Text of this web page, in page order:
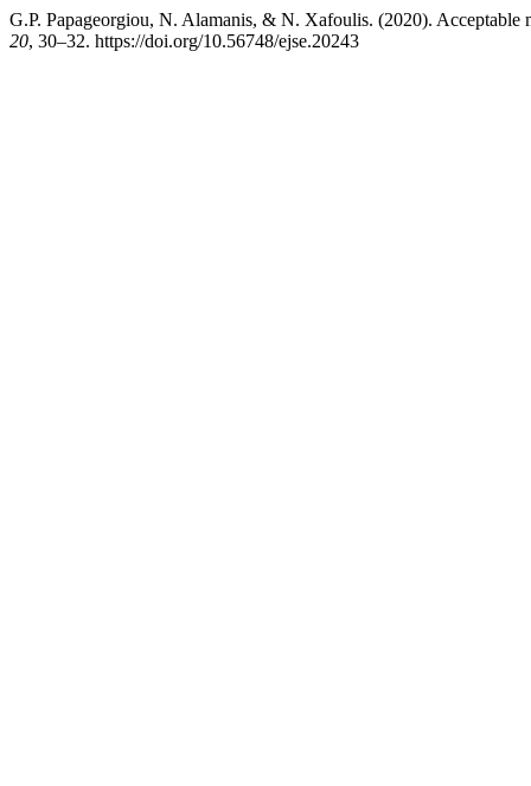
G.P. Papageorgiou, N. Alamanis, & N. Xafoulis. (2020). Acceptable
20, 30–32. https://doi.org/10.56748/ejse.20243